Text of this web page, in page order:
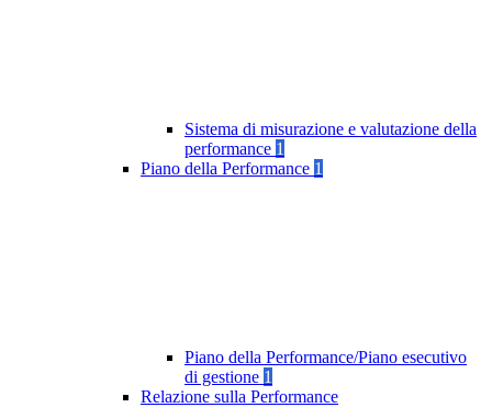
Sistema di misurazione e valutazione della
performance 1
Piano della Performance 1
Piano della Performance/Piano esecutivo
di gestione 1
Relazione sulla Performance